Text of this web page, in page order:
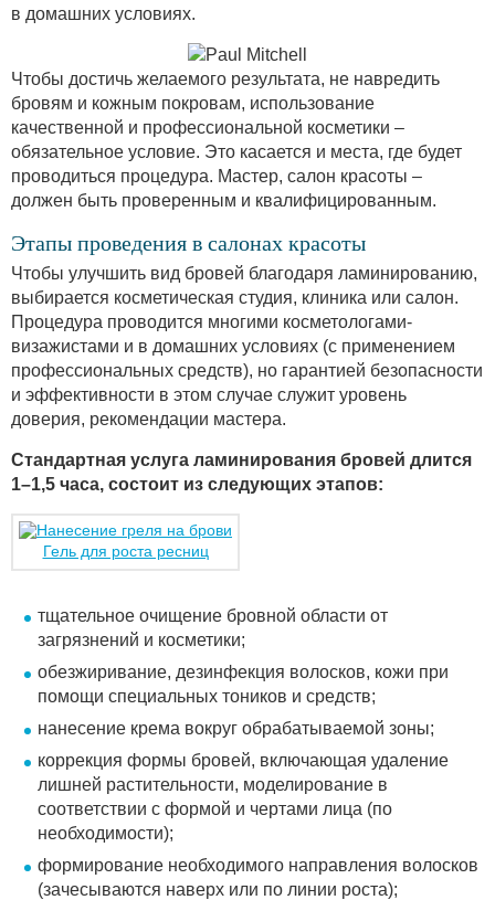
в домашних условиях.
Чтобы достичь желаемого результата, не навредить
бровям и кожным покровам, использование
качественной и профессиональной косметики –
обязательное условие. Это касается и места, где будет
проводиться процедура. Мастер, салон красоты –
должен быть проверенным и квалифицированным.
Этапы проведения в салонах красоты
Чтобы улучшить вид бровей благодаря ламинированию,
выбирается косметическая студия, клиника или салон.
Процедура проводится многими косметологами-
визажистами и в домашних условиях (с применением
профессиональных средств), но гарантией безопасности
и эффективности в этом случае служит уровень
доверия, рекомендации мастера.
Стандартная услуга ламинирования бровей длится
1–1,5 часа, состоит из следующих этапов:
Гель для роста ресниц
тщательное очищение бровной области от
загрязнений и косметики;
обезжиривание, дезинфекция волосков, кожи при
помощи специальных тоников и средств;
нанесение крема вокруг обрабатываемой зоны;
коррекция формы бровей, включающая удаление
лишней растительности, моделирование в
соответствии с формой и чертами лица (по
необходимости);
формирование необходимого направления волосков
(зачесываются наверх или по линии роста);